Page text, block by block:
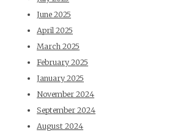
June 2025
April 2025
March 2025
February 2025
January 2025
November 2024
September 2024
August 2024